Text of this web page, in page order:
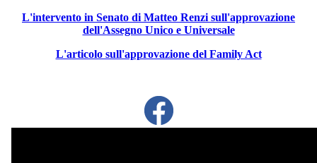
L'intervento in Senato di Matteo Renzi sull'approvazione
dell'Assegno Unico e Universale
L'articolo sull'approvazione del Family Act